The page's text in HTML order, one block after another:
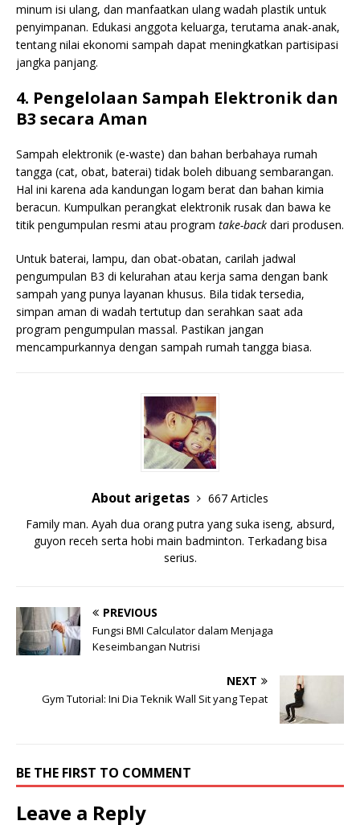
minum isi ulang, dan manfaatkan ulang wadah plastik untuk
penyimpanan. Edukasi anggota keluarga, terutama anak-anak,
tentang nilai ekonomi sampah dapat meningkatkan partisipasi
jangka panjang.
4. Pengelolaan Sampah Elektronik dan
B3 secara Aman
Sampah elektronik (e-waste) dan bahan berbahaya rumah
tangga (cat, obat, baterai) tidak boleh dibuang sembarangan.
Hal ini karena ada kandungan logam berat dan bahan kimia
beracun. Kumpulkan perangkat elektronik rusak dan bawa ke
titik pengumpulan resmi atau program take-back dari produsen.
Untuk baterai, lampu, dan obat-obatan, carilah jadwal
pengumpulan B3 di kelurahan atau kerja sama dengan bank
sampah yang punya layanan khusus. Bila tidak tersedia,
simpan aman di wadah tertutup dan serahkan saat ada
program pengumpulan massal. Pastikan jangan
mencampurkannya dengan sampah rumah tangga biasa.
About arigetas
667 Articles
Family man. Ayah dua orang putra yang suka iseng, absurd,
guyon receh serta hobi main badminton. Terkadang bisa
serius.
PREVIOUS
Fungsi BMI Calculator dalam Menjaga
Keseimbangan Nutrisi
NEXT
Gym Tutorial: Ini Dia Teknik Wall Sit yang Tepat
BE THE FIRST TO COMMENT
Leave a Reply